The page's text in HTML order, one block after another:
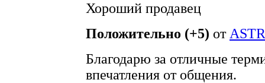
Хороший продавец
Положительно (+5) от
Благодарю за отличные
впечатления от общения.